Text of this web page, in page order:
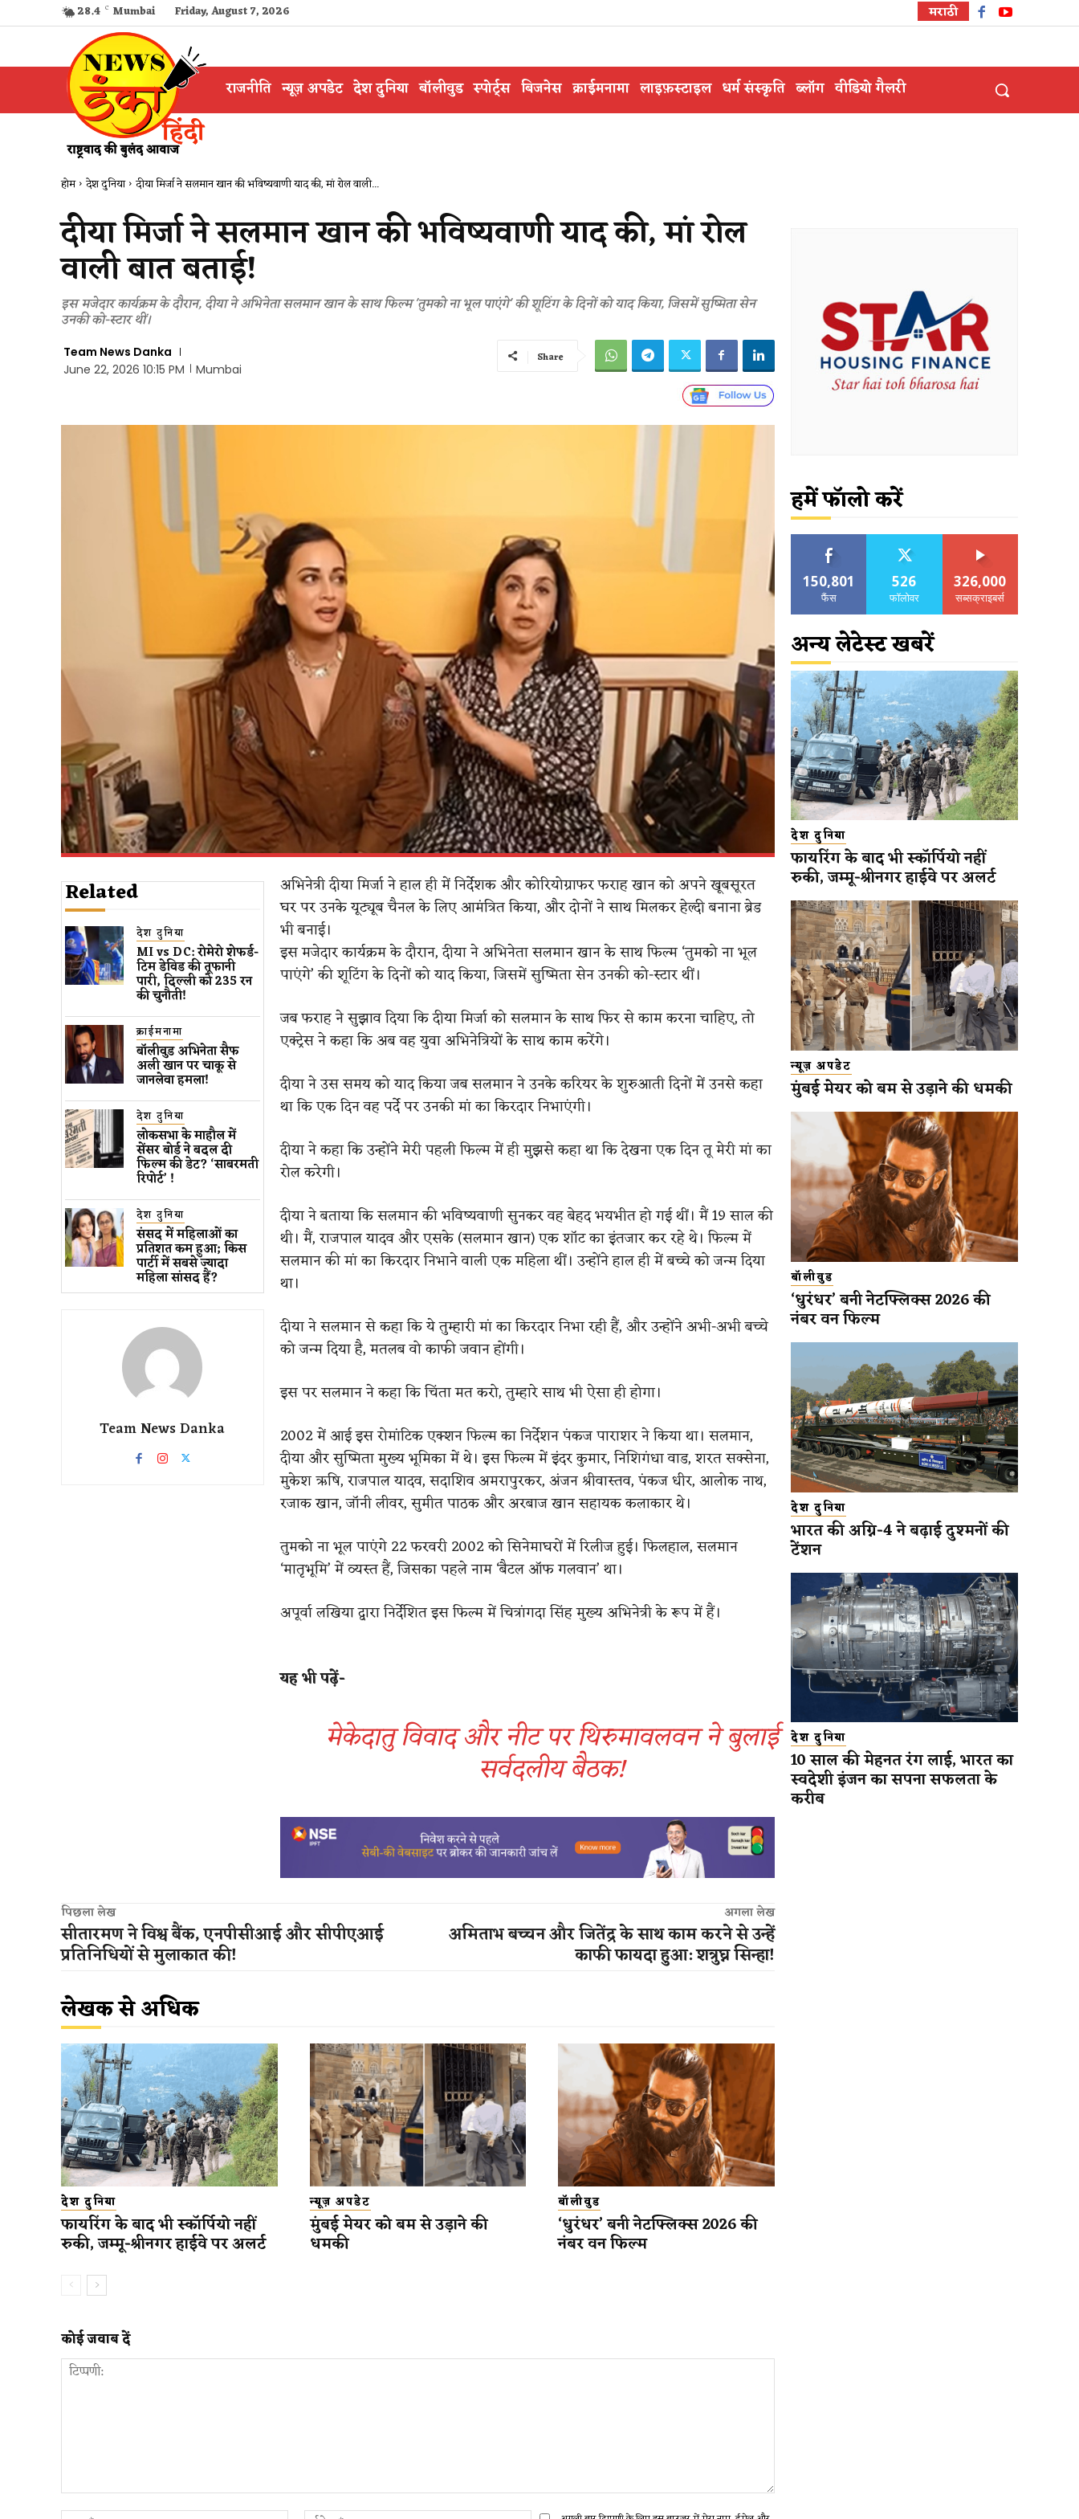
28.4 C Mumbai Friday, August 7, 2026 मराठी
राजनीति न्यूज़ अपडेट देश दुनिया बॉलीवुड स्पोर्ट्स बिजनेस क्राईमनामा लाइफ़स्टाइल धर्म संस्कृति ब्लॉग वीडियो गैलरी
होम देश दुनिया दीया मिर्जा ने सलमान खान की भविष्यवाणी याद की, मां रोल वाली...
दीया मिर्जा ने सलमान खान की भविष्यवाणी याद की, मां रोल
वाली बात बताई!
इस मजेदार कार्यक्रम के दौरान, दीया ने अभिनेता सलमान खान के साथ फिल्म 'तुमको ना भूल पाएंगे' की शूटिंग के दिनों को याद किया, जिसमें सुष्मिता सेन
उनकी को-स्टार थीं।
Team News Danka
June 22, 2026 10:15 PM
Mumbai
Share
Related
देश दुनिया
MI vs DC: रोमेरो शेफर्ड-
टिम डेविड की तूफानी
पारी, दिल्ली को 235 रन
की चुनौती!
क्राईमनामा
बॉलीवुड​ अभिनेता सैफ
अली खान पर चाकू से ​
जानलेवा हमला​!
देश दुनिया
लोकसभा के माहौल में
सेंसर बोर्ड ने बदल दी
फिल्म की डेट? ‘साबरमती
रिपोर्ट’ !
देश दुनिया
संसद में महिलाओं का
प्रतिशत कम ​हुआ​; किस
पार्टी में सबसे ज्यादा
महिला सांसद हैं?
Team News Danka
अभिनेत्री दीया मिर्जा ने हाल ही में निर्देशक और कोरियोग्राफर फराह खान को अपने खूबसूरत
घर पर उनके यूट्यूब चैनल के लिए आमंत्रित किया, और दोनों ने साथ मिलकर हेल्दी बनाना ब्रेड
भी बनाई।
इस मजेदार कार्यक्रम के दौरान, दीया ने अभिनेता सलमान खान के साथ फिल्म ‘तुमको ना भूल
पाएंगे’ की शूटिंग के दिनों को याद किया, जिसमें सुष्मिता सेन उनकी को-स्टार थीं।
जब फराह ने सुझाव दिया कि दीया मिर्जा को सलमान के साथ फिर से काम करना चाहिए, तो
एक्ट्रेस ने कहा कि अब वह युवा अभिनेत्रियों के साथ काम करेंगे।
दीया ने उस समय को याद किया जब सलमान ने उनके करियर के शुरुआती दिनों में उनसे कहा
था कि एक दिन वह पर्दे पर उनकी मां का किरदार निभाएंगी।
दीया ने कहा कि उन्होंने मेरी पहली फिल्म में ही मुझसे कहा था कि देखना एक दिन तू मेरी मां का
रोल करेगी।
दीया ने बताया कि सलमान की भविष्यवाणी सुनकर वह बेहद भयभीत हो गई थीं। मैं 19 साल की
थी। मैं, राजपाल यादव और एसके (सलमान खान) एक शॉट का इंतजार कर रहे थे। फिल्म में
सलमान की मां का किरदार निभाने वाली एक महिला थीं। उन्होंने हाल ही में बच्चे को जन्म दिया
था।
दीया ने सलमान से कहा कि ये तुम्हारी मां का किरदार निभा रही हैं, और उन्होंने अभी-अभी बच्चे
को जन्म दिया है, मतलब वो काफी जवान होंगी।
इस पर सलमान ने कहा कि चिंता मत करो, तुम्हारे साथ भी ऐसा ही होगा।
2002 में आई इस रोमांटिक एक्शन फिल्म का निर्देशन पंकज पाराशर ने किया था। सलमान,
दीया और सुष्मिता मुख्य भूमिका में थे। इस फिल्म में इंदर कुमार, निशिगंधा वाड, शरत सक्सेना,
मुकेश ऋषि, राजपाल यादव, सदाशिव अमरापुरकर, अंजन श्रीवास्तव, पंकज धीर, आलोक नाथ,
रजाक खान, जॉनी लीवर, सुमीत पाठक और अरबाज खान सहायक कलाकार थे।
तुमको ना भूल पाएंगे 22 फरवरी 2002 को सिनेमाघरों में रिलीज हुई। फिलहाल, सलमान
‘मातृभूमि’ में व्यस्त हैं, जिसका पहले नाम ‘बैटल ऑफ गलवान’ था।
अपूर्वा लखिया द्वारा निर्देशित इस फिल्म में चित्रांगदा सिंह मुख्य अभिनेत्री के रूप में हैं।
यह भी पढ़ें-
मेकेदातु विवाद और नीट पर थिरुमावलवन ने बुलाई
सर्वदलीय बैठक!
पिछला लेख
सीतारमण ने विश्व बैंक, एनपीसीआई और सीपीएआई
प्रतिनिधियों से मुलाकात की!
अगला लेख
अमिताभ बच्चन और जितेंद्र के साथ काम करने से उन्हें
काफी फायदा हुआ: शत्रुघ्न सिन्हा!
लेखक से अधिक
देश दुनिया
फायरिंग के बाद भी स्कॉर्पियो नहीं
रुकी, जम्मू-श्रीनगर हाईवे पर अलर्ट
न्यूज़ अपडेट
मुंबई मेयर को बम से उड़ाने की
धमकी
बॉलीवुड
‘धुरंधर’ बनी नेटफ्लिक्स 2026 की
नंबर वन फिल्म
कोई जवाब दें
हमें फॉलो करें
150,801
फैंस
526
फॉलोवर
326,000
सब्सक्राइबर्स
अन्य लेटेस्ट खबरें
देश दुनिया
फायरिंग के बाद भी स्कॉर्पियो नहीं
रुकी, जम्मू-श्रीनगर हाईवे पर अलर्ट
न्यूज़ अपडेट
मुंबई मेयर को बम से उड़ाने की धमकी
बॉलीवुड
‘धुरंधर’ बनी नेटफ्लिक्स 2026 की
नंबर वन फिल्म
देश दुनिया
भारत की अग्नि-4 ने बढ़ाई दुश्मनों की
टेंशन
देश दुनिया
10 साल की मेहनत रंग लाई, भारत का
स्वदेशी इंजन का सपना सफलता के
करीब